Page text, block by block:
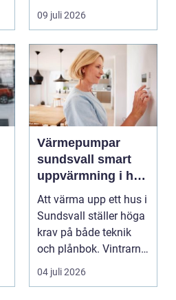
guldsmed i Göteb...
09 juli 2026
Värmepumpar
sundsvall smart
uppvärmning i hårt
klimat
Att värma upp ett hus i
Sundsvall ställer höga
krav på både teknik
och plånbok. Vintrarna
är långa, ...
04 juli 2026